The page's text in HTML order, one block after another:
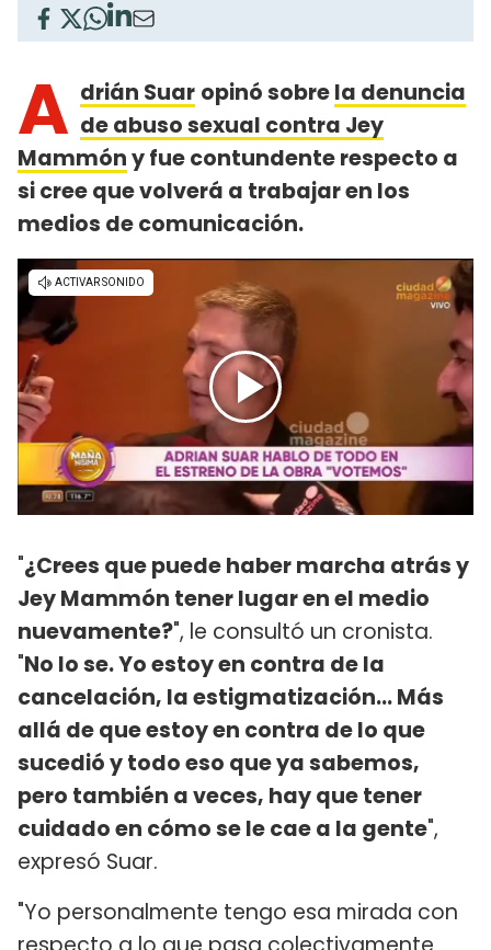
A drián Suar opinó sobrela denuncia
de abuso sexual contra Jey
Mammóny fue contundente respecto a
si cree que volverá a trabajar en los
medios de comunicación.
"¿Crees que puede haber marcha atrás y
Jey Mammón tener lugar en el medio
nuevamente?", le consultó un cronista.
"No lo se. Yo estoy en contra de la
cancelación, la estigmatización... Más
allá de que estoy en contra de lo que
sucedió y todo eso que ya sabemos,
pero también a veces, hay que tener
cuidado en cómo se le cae a la gente",
expresó Suar.
"Yo personalmente tengo esa mirada con